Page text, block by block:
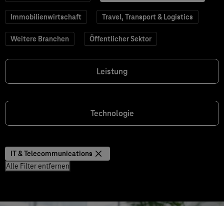
Immobilienwirtschaft Travel, Transport & Logistics
Weitere Branchen Öffentlicher Sektor
Leistung
Technologie
IT & Telecommunications
Alle Filter entfernen